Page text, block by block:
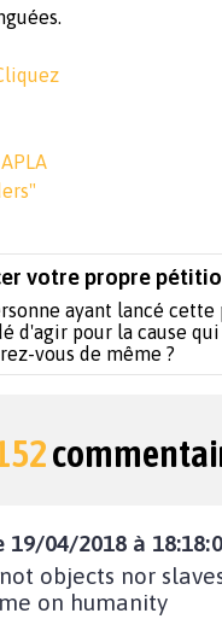
APLA
votre propre
ayant lancé
d'agir pour la cause
vous de même ?
19/04/2018 à
objects nor
on humanity